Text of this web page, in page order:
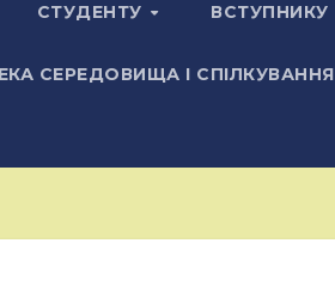
СТУДЕНТУ ВСТУПНИКУ
СЕРЕДОВИЩА І СПІЛКУВАННЯ